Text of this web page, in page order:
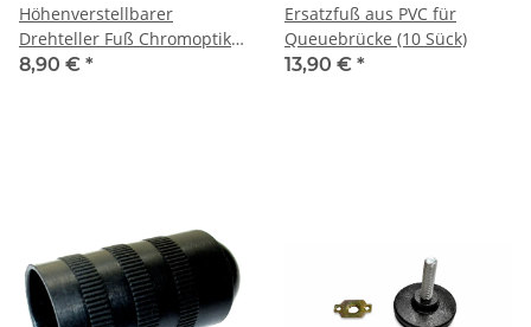
Höhenverstellbarer
Drehteller Fuß Chromoptik
inkl. Gewindeplatte
8,90 € *
Ersatzfuß aus PVC für
Queuebrücke (10 Sück)
13,90 € *